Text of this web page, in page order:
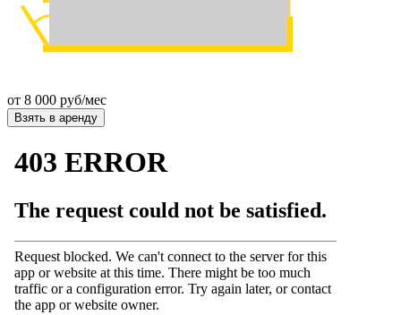
от 8 000 руб/мес
Взять в аренду